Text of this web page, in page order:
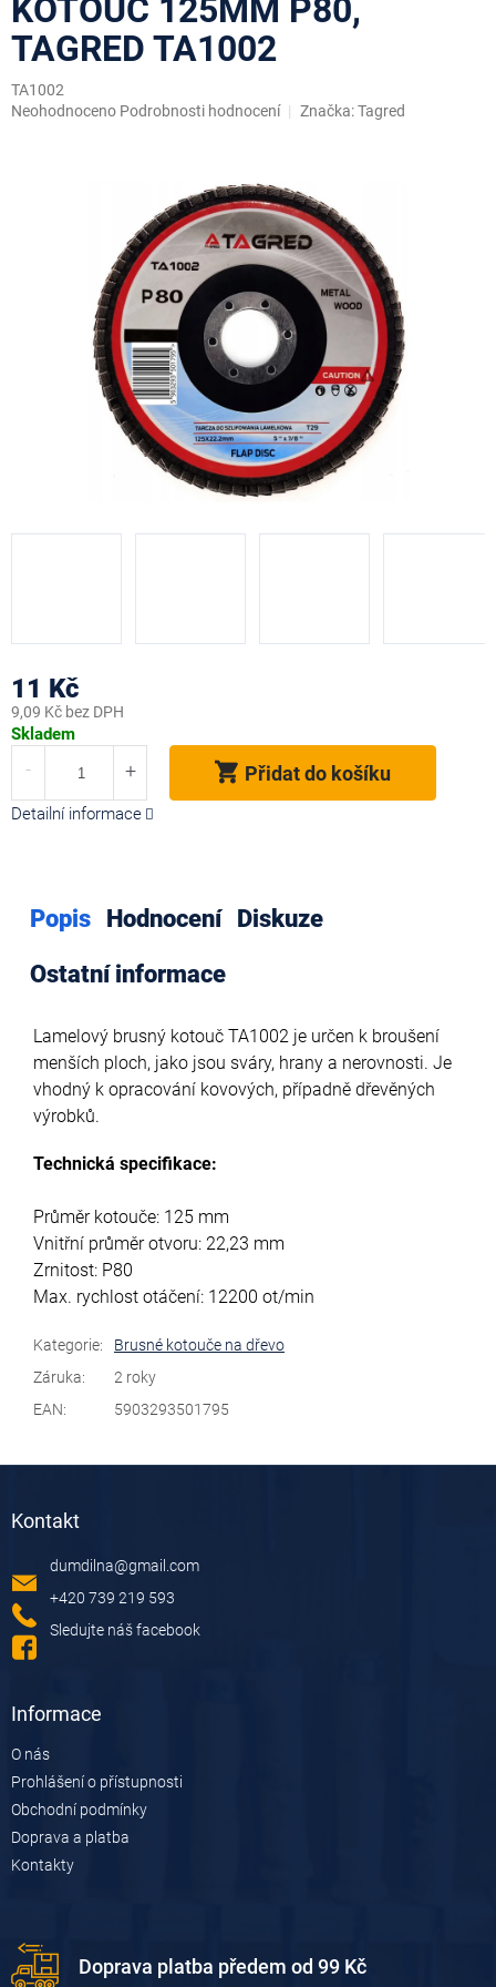
KOTOUČ 125MM P80,
TAGRED TA1002
TA1002
Průměrné
Neohodnoceno Podrobnosti hodnocení Značka:Tagred
11 Kč
9,09 Kč bez DPH
Měrná
Skladem
Přidat do košíku
Detailní informace
Popis Hodnocení
Diskuze
Ostatní informace
Lamelový brusný kotouč TA1002 je určen k broušení
menších ploch, jako jsou sváry, hrany a nerovnosti. Je
vhodný k opracování kovových, případně dřevěných
výrobků.
Technická specifikace:
Průměr kotouče: 125 mm
Vnitřní průměr otvoru: 22,23 mm
Zrnitost: P80
Max. rychlost otáčení: 12200 ot/min
Kategorie:
Brusné kotouče na dřevo
Záruka:
2 roky
EAN: 5903293501795
Kontakt
dumdilna@gmail.com
+420 739 219 593
Sledujte náš facebook
Informace
O nás
Prohlášení o přístupnosti
Obchodní podmínky
Doprava a platba
Kontakty
Doprava platba předem od 99 Kč